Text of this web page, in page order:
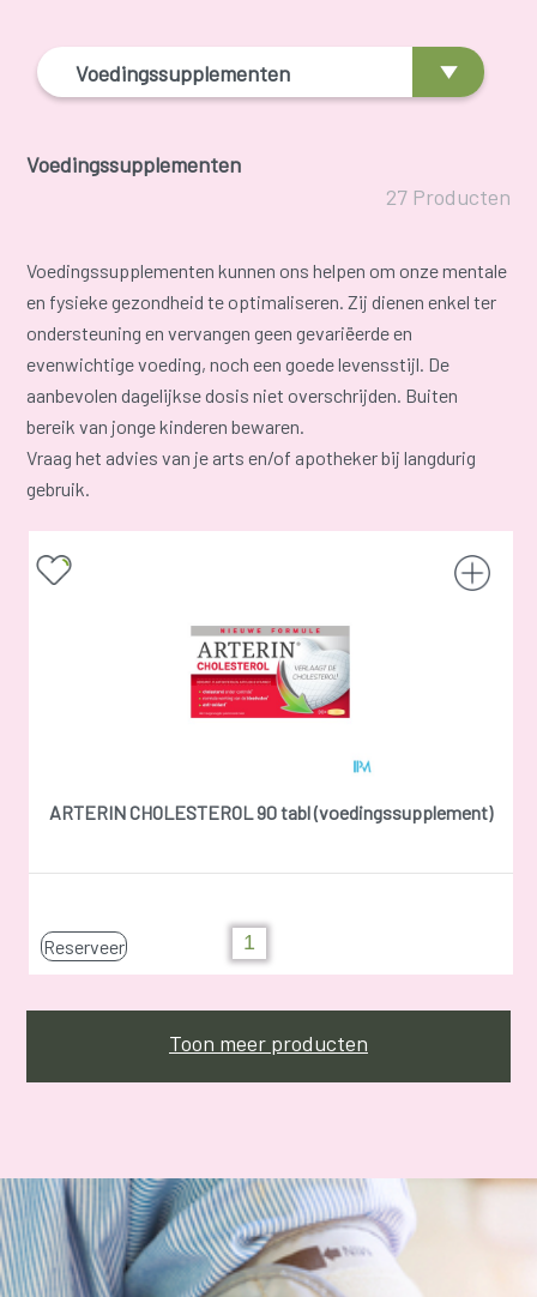
Voedingssupplementen
Voedingssupplementen
27 Producten
Voedingssupplementen kunnen ons helpen om onze mentale
en fysieke gezondheid te optimaliseren. Zij dienen enkel ter
ondersteuning en vervangen geen gevariëerde en
evenwichtige voeding, noch een goede levensstijl. De
aanbevolen dagelijkse dosis niet overschrijden. Buiten
bereik van jonge kinderen bewaren.
Vraag het advies van je arts en/of apotheker bij langdurig
gebruik.
ARTERIN CHOLESTEROL 90 tabl (voedingssupplement)
Reserveer
Toon meer producten